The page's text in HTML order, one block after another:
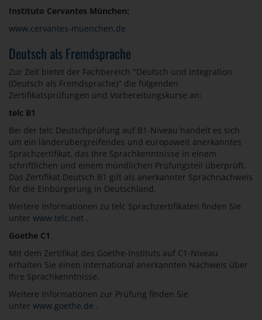
Instituto Cervantes München:
www.cervantes-muenchen.de
Deutsch als Fremdsprache
Zur Zeit bietet der Fachbereich "Deutsch und Integration
(Deutsch als Fremdsprache)" die folgenden
Zertifikatsprüfungen und Vorbereitungskurse an:
telc B1
Bei der telc Deutschprüfung auf B1-Niveau handelt es sich
um ein länderübergreifendes und europaweit anerkanntes
Sprachzertifikat, das Ihre Sprachkenntnisse in einem
schriftlichen und einem mündlichen Prüfungsteil überprüft.
Das Zertifikat Deutsch B1 gilt als anerkannter Sprachnachweis
für die Einbürgerung in Deutschland.
Weitere Informationen zu telc Sprachzertifikaten finden Sie
unter www.telc.net .
Goethe C1
Mit dem Zertifikat des Goethe-Instituts auf C1-Niveau
erhalten Sie einen international anerkannten Nachweis über
Ihre Sprachkenntnisse.
Weitere Informationen zur Prüfung finden Sie
unter www.goethe.de .